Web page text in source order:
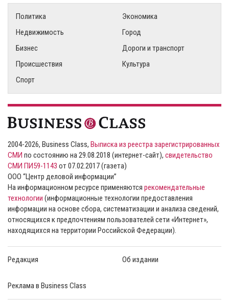
Политика
Экономика
Недвижимость
Город
Бизнес
Дороги и транспорт
Происшествия
Культура
Спорт
2004-2026, Business Class, Выписка из реестра зарегистрированных
СМИ по состоянию на 29.08.2018 (интернет-сайт), свидетельство
СМИ ПИ59-1143 от 07.02.2017 (газета)
ООО “Центр деловой информации”
На информационном ресурсе применяются рекомендательные
технологии (информационные технологии предоставления
информации на основе сбора, систематизации и анализа сведений,
относящихся к предпочтениям пользователей сети «Интернет»,
находящихся на территории Российской Федерации).
Редакция Об издании
Реклама в Business Class